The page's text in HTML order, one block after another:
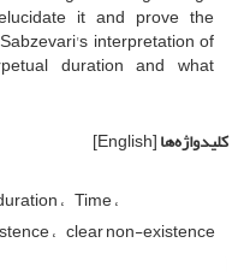
it and prove the
interpretation of
duration and what
کلیدواژه‌ها[English]
Time
clear non-existence